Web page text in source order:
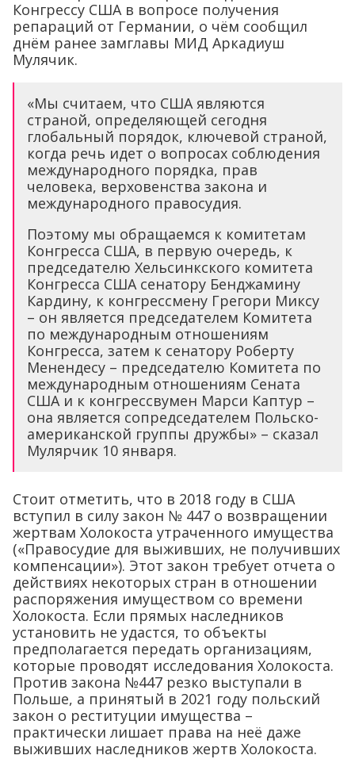
Конгрессу США в вопросе получения
репараций от Германии, о чём сообщил
днём ранее замглавы МИД Аркадиуш
Мулячик.
«Мы считаем, что США являются
страной, определяющей сегодня
глобальный порядок, ключевой страной,
когда речь идет о вопросах соблюдения
международного порядка, прав
человека, верховенства закона и
международного правосудия.
Поэтому мы обращаемся к комитетам
Конгресса США, в первую очередь, к
председателю Хельсинкского комитета
Конгресса США сенатору Бенджамину
Кардину, к конгрессмену Грегори Миксу
– он является председателем Комитета
по международным отношениям
Конгресса, затем к сенатору Роберту
Менендесу – председателю Комитета по
международным отношениям Сената
США и к конгрессвумен Марси Каптур –
она является сопредседателем Польско-
американской группы дружбы» – сказал
Мулярчик 10 января.
Стоит отметить, что в 2018 году в США
вступил в силу закон № 447 о возвращении
жертвам Холокоста утраченного имущества
(«Правосудие для выживших, не получивших
компенсации»). Этот закон требует отчета о
действиях некоторых стран в отношении
распоряжения имуществом со времени
Холокоста. Если прямых наследников
установить не удастся, то объекты
предполагается передать организациям,
которые проводят исследования Холокоста.
Против закона №447 резко выступали в
Польше, а принятый в 2021 году польский
закон о реституции имущества –
практически лишает права на неё даже
выживших наследников жертв Холокоста.